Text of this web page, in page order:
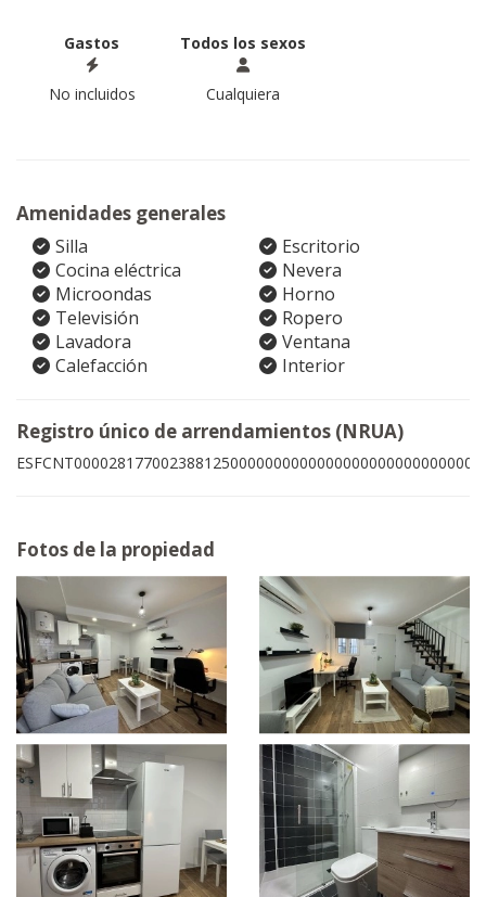
Gastos
No incluidos
Todos los sexos
Cualquiera
Amenidades generales
Silla
Escritorio
Cocina eléctrica
Nevera
Microondas
Horno
Televisión
Ropero
Lavadora
Ventana
Calefacción
Interior
Registro único de arrendamientos (NRUA)
ESFCNT00002817700238812500000000000000000000000000003
Fotos de la propiedad